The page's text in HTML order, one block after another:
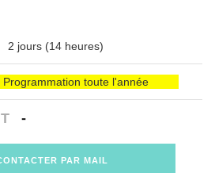
2 jours (14 heures)
Programmation toute l'année
-
PAR MAIL